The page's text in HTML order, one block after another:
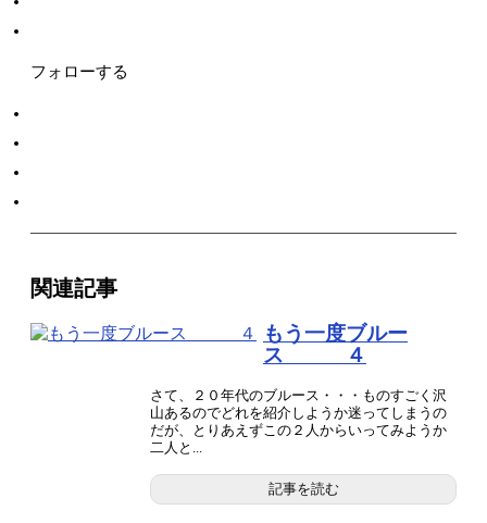
フォローする
関連記事
もう一度ブルー
ス ４
さて、２０年代のブルース・・・ものすごく沢
山あるのでどれを紹介しようか迷ってしまうの
だが、とりあえずこの２人からいってみようか
二人と...
記事を読む